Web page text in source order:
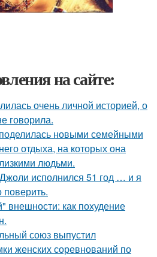
на сайте:
очень личной историей, о
говорила.
новыми семейными
отдыха, на которых она
людьми.
исполнился 51 год … и я
поверить.
как похудение
союз выпустил
женских соревнований по